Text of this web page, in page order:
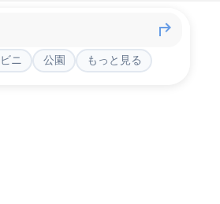
ニ 公園 もっと見る